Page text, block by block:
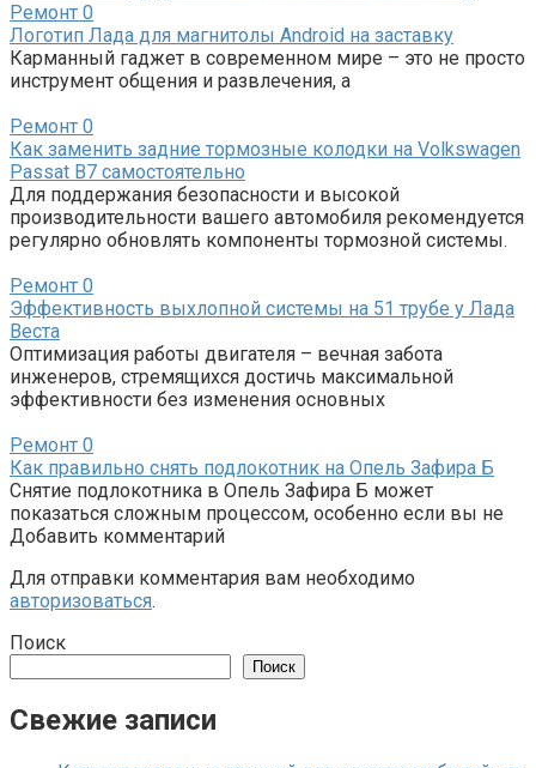
Ремонт 0
Логотип Лада для магнитолы Android на заставку
Карманный гаджет в современном мире – это не просто
инструмент общения и развлечения, а
Ремонт 0
Как заменить задние тормозные колодки на Volkswagen
Passat B7 самостоятельно
Для поддержания безопасности и высокой
производительности вашего автомобиля рекомендуется
регулярно обновлять компоненты тормозной системы.
Ремонт 0
Эффективность выхлопной системы на 51 трубе у Лада
Веста
Оптимизация работы двигателя – вечная забота
инженеров, стремящихся достичь максимальной
эффективности без изменения основных
Ремонт 0
Как правильно снять подлокотник на Опель Зафира Б
Снятие подлокотника в Опель Зафира Б может
показаться сложным процессом, особенно если вы не
Добавить комментарий
Для отправки комментария вам необходимо
авторизоваться.
Поиск
Поиск
Свежие записи